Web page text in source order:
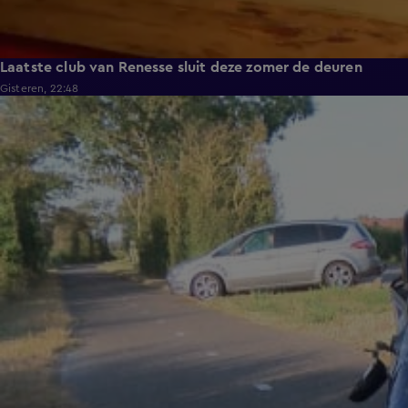
Laatste club van Renesse sluit deze zomer de deuren
Gisteren, 22:48
0:30